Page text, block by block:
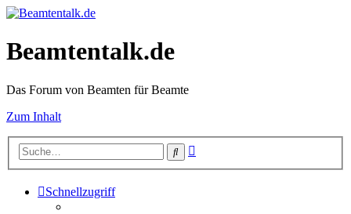
Beamtentalk.de
Das Forum von Beamten für Beamte
Zum Inhalt
Suche
Schnellzugriff